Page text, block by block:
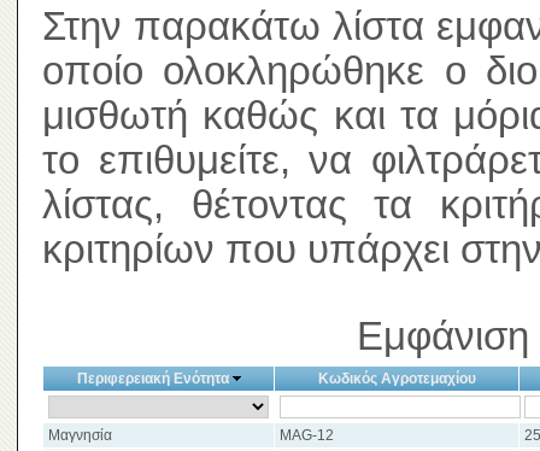
Στην παρακάτω λίστα
οποίο ολοκληρώθηκε ο
μισθωτή καθώς και τα
το επιθυμείτε, να
λίστας, θέτοντας τα
κριτηρίων που υπάρχει
Περιφερειακή Ενότητα Κωδικός Αγροτεμαχίου
Μαγνησία MAG-12